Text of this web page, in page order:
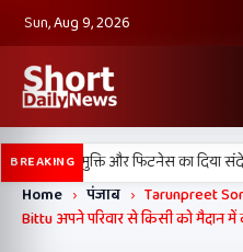
Sun, Aug 9, 2026
BREAKINGनशामुक्ति और फिटनेस का दिया संदेश
Home › पंजाब › Tarunpreet
Bittu अपने परिवार से किसी को मैदान में